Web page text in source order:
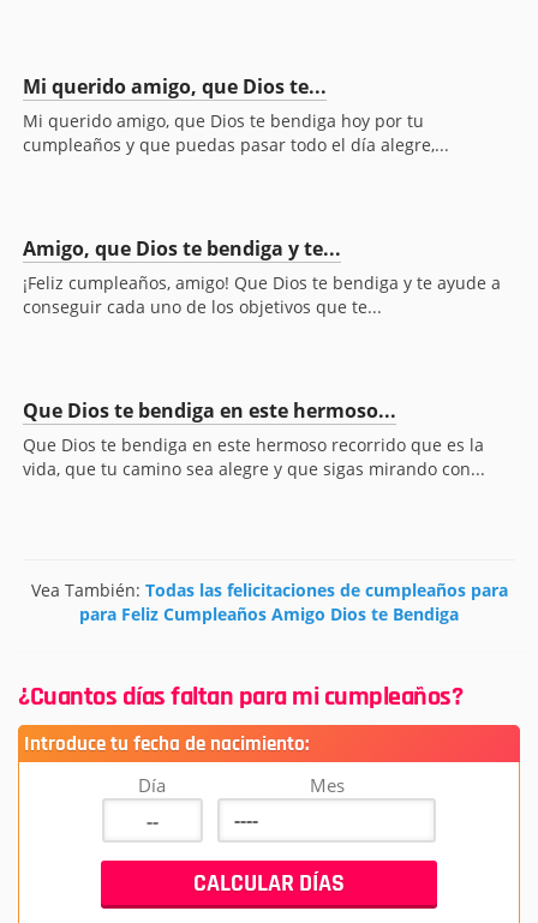
Mi querido amigo, que Dios te...
Mi querido amigo, que Dios te bendiga hoy por tu
cumpleaños y que puedas pasar todo el día alegre,...
Amigo, que Dios te bendiga y te...
¡Feliz cumpleaños, amigo! Que Dios te bendiga y te ayude a
conseguir cada uno de los objetivos que te...
Que Dios te bendiga en este hermoso...
Que Dios te bendiga en este hermoso recorrido que es la
vida, que tu camino sea alegre y que sigas mirando con...
Vea También: Todas las felicitaciones de cumpleaños para
para Feliz Cumpleaños Amigo Dios te Bendiga
¿Cuantos días faltan para mi cumpleaños?
Introduce tu fecha de nacimiento:
Día Mes